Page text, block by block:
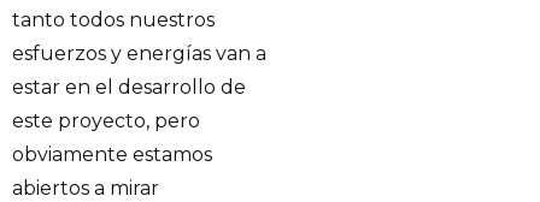
tanto todos nuestros
esfuerzos y energías van a
estar en el desarrollo de
este proyecto, pero
obviamente estamos
abiertos a mirar